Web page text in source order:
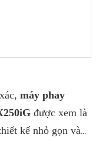
máy phay
được xem là
kế nhỏ gọn và